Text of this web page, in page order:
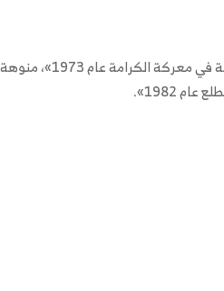
الحكومة المصرية، أيضاً نعت مبارك، الذي وصفته بـ«أحد أبطال قواتنا